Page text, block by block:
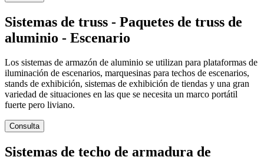
Sistemas de truss - Paquetes de truss de
aluminio - Escenario
Los sistemas de armazón de aluminio se utilizan para plataformas de
iluminación de escenarios, marquesinas para techos de escenarios,
stands de exhibición, sistemas de exhibición de tiendas y una gran
variedad de situaciones en las que se necesita un marco portátil
fuerte pero liviano.
Consulta
Sistemas de techo de armadura de